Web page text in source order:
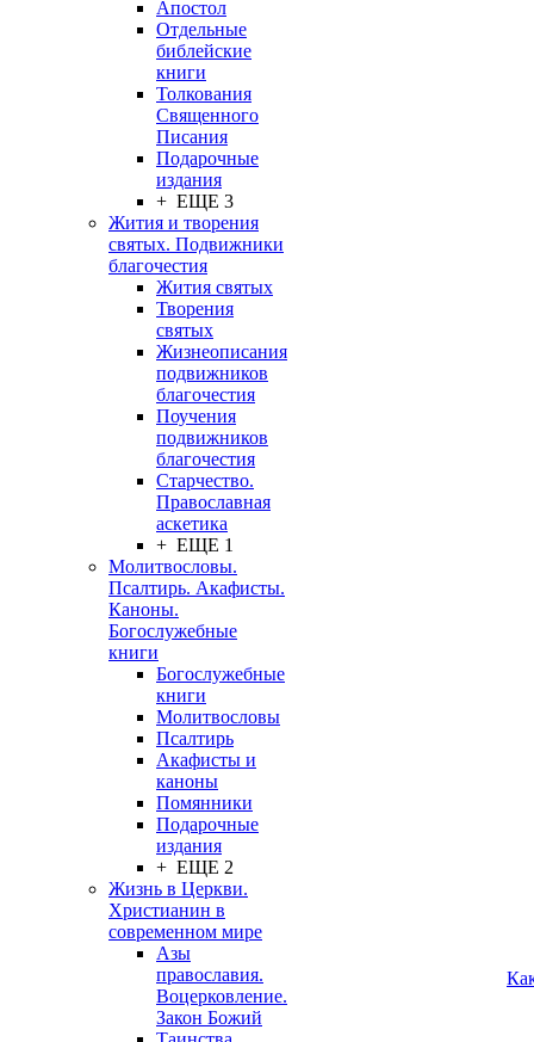
Апостол
Отдельные
библейские
книги
Толкования
Священного
Писания
Подарочные
издания
+ ЕЩЕ 3
Жития и творения
святых. Подвижники
благочестия
Жития святых
Творения
святых
Жизнеописания
подвижников
благочестия
Поучения
подвижников
благочестия
Старчество.
Православная
аскетика
+ ЕЩЕ 1
Молитвословы.
Псалтирь. Акафисты.
Каноны.
Богослужебные
книги
Богослужебные
книги
Молитвословы
Псалтирь
Акафисты и
каноны
Помянники
Подарочные
издания
+ ЕЩЕ 2
Жизнь в Церкви.
Христианин в
современном мире
Азы
православия.
Воцерковление.
Закон Божий